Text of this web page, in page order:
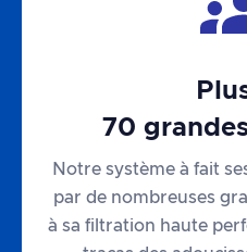
70
Notre système à fait
par de nombreuses
à sa filtration haute